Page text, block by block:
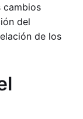
cambios
del
de los